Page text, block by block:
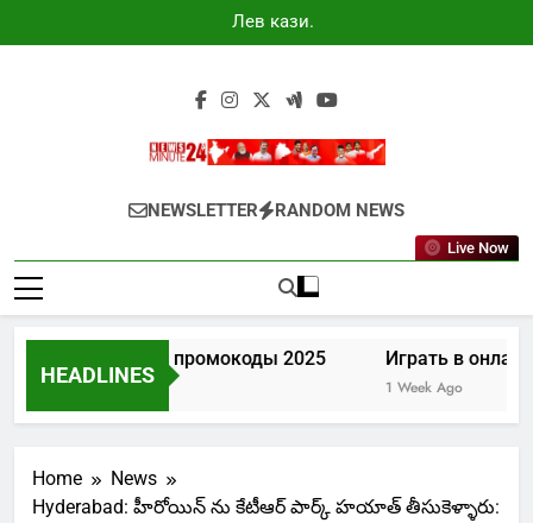
to
Лев казино
промокоды
Newsminute24
Get All Updated Telugu News
NEWSLETTER RANDOM NEWS
Live Now
HEADLINES
Лев казино промокоды 2025
4 Days Ago
Играть в
1 Week Ago
Home
News
Hyderabad: హీరోయిన్ ను కేటీఆర్ పార్క్ హయాత్ తీసుకెళ్ళారు: